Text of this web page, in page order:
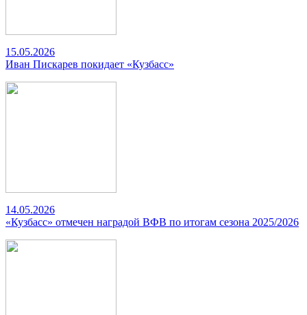
15.05.2026
Иван Пискарев покидает «Кузбасс»
14.05.2026
«Кузбасс» отмечен наградой ВФВ по итогам сезона 2025/2026